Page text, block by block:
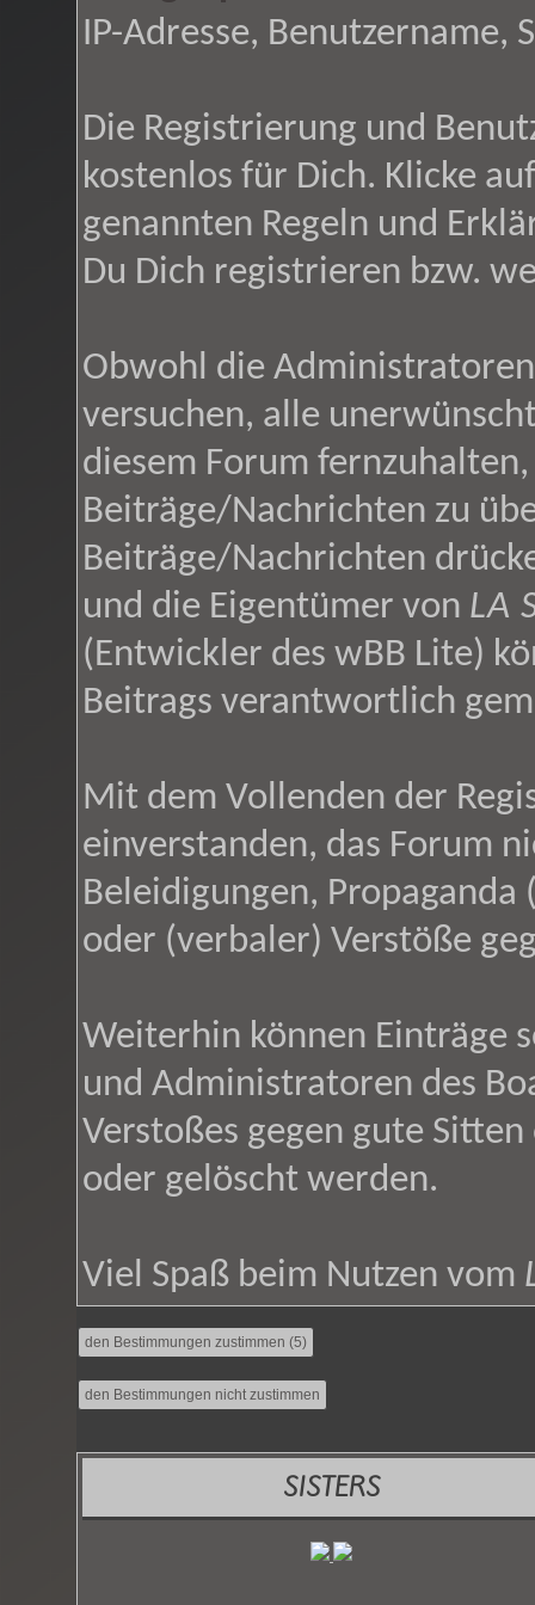
IP-Adresse, Benutzername,
Die Registrierung und
kostenlos für Dich. Klicke
genannten Regeln und
Du Dich registrieren bzw.
Obwohl die
versuchen, alle
diesem Forum
Beiträge/Nachrichten zu
Beiträge/Nachrichten
und die Eigentümer von LA
(Entwickler des wBB Lite)
Beitrags verantwortlich
Mit dem Vollenden der
einverstanden, das Forum
Beleidigungen,
oder (verbaler) Verstöße
Weiterhin können Einträge
und Administratoren des
Verstoßes gegen gute
oder gelöscht werden.
Viel Spaß beim Nutzen vom
SISTERS